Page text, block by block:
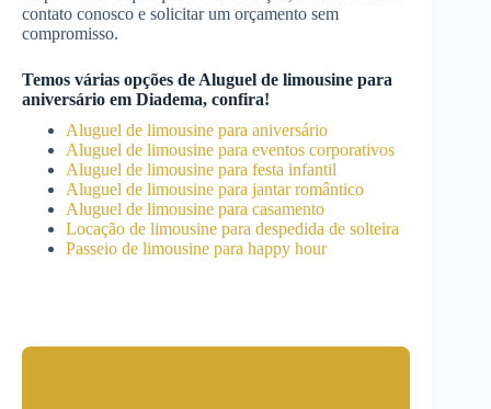
contato conosco e solicitar um orçamento sem
compromisso.
Temos várias opções de Aluguel de limousine para
aniversário em Diadema, confira!
Aluguel de limousine para aniversário
Aluguel de limousine para eventos corporativos
Aluguel de limousine para festa infantil
Aluguel de limousine para jantar romântico
Aluguel de limousine para casamento
Locação de limousine para despedida de solteira
Passeio de limousine para happy hour